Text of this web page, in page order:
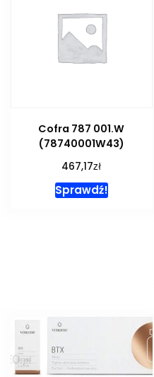
Cofra 787 001.W
(78740001W43)
467,17zł
Sprawdź!